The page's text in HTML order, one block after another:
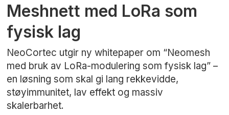
Meshnett med LoRa som
fysisk lag
NeoCortec utgir ny whitepaper om “Neomesh
med bruk av LoRa-modulering som fysisk lag” –
en løsning som skal gi lang rekkevidde,
støyimmunitet, lav effekt og massiv
skalerbarhet.